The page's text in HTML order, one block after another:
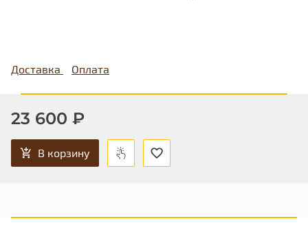
Доставка Оплата
23 600 ₽
В корзину